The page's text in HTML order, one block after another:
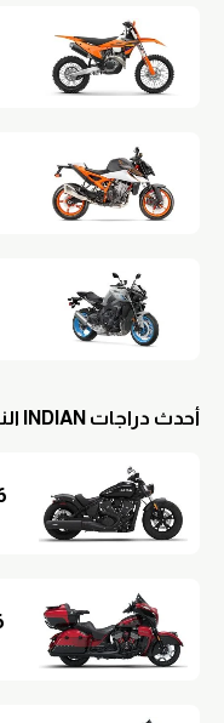
أحدث دراجات INDIAN النارية